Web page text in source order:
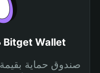
صندوق حماية محفظة Bitget Wallet